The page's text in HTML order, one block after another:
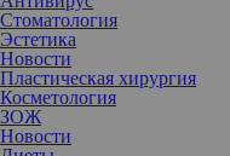
Стоматология
Эстетика
Новости
Пластическая хирургия
Косметология
ЗОЖ
Новости